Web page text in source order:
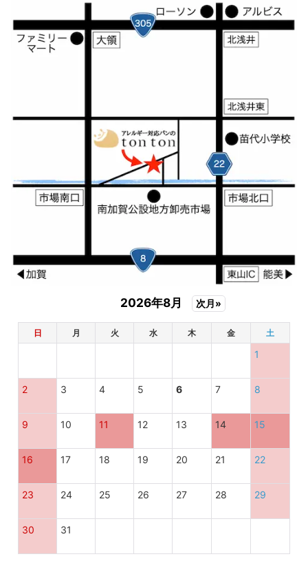
2026年8月 次月»
日 月 火 水 木 金 土
1
2 3 4 5 6 7 8
9 10 11 12 13 14 15
16 17 18 19 20 21 22
23 24 25 26 27 28 29
30 31